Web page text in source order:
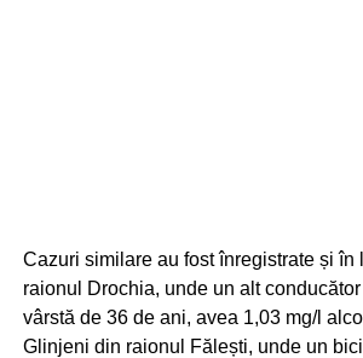
Cazuri similare au fost înregistrate și în
raionul Drochia, unde un alt
vârstă de 36 de ani, avea 1,03 mg/l
Glinjeni din raionul Fălești, unde un